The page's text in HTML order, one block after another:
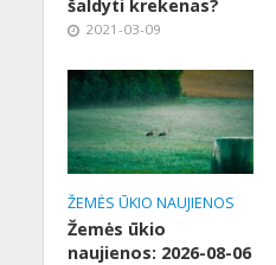
šaldyti krekenas?
2021-03-09
ŽEMĖS ŪKIO NAUJIENOS
Žemės ūkio
naujienos: 2026-08-06